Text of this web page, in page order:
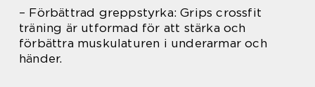
– Förbättrad greppstyrka: Grips crossfit
träning är utformad för att stärka och
förbättra muskulaturen i underarmar och
händer.